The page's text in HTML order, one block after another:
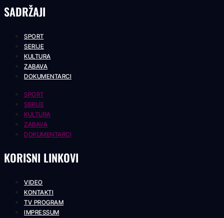
SADRŽAJI
SPORT
SERIJE
KULTURA
ZABAVA
DOKUMENTARCI
SPORT
SERIJE
KULTURA
ZABAVA
DOKUMENTARCI
KORISNI LINKOVI
VIDEO
KONTAKTI
TV PROGRAM
IMPRESSUM